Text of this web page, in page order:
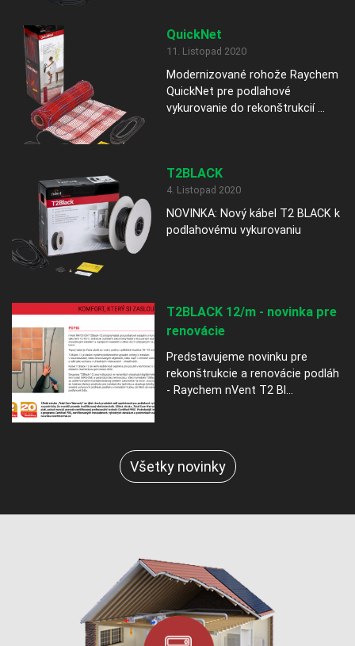
QuickNet
11. Listopad 2020
Modernizované rohože Raychem
QuickNet pre podlahové
vykurovanie do rekonštrukcií ...
T2BLACK
4. Listopad 2020
NOVINKA: Nový kábel T2 BLACK k
podlahovému vykurovaniu
T2BLACK 12/m - novinka pre
renovácie
Predstavujeme novinku pre
rekonštrukcie a renovácie podláh
- Raychem nVent T2 Bl...
Všetky novinky